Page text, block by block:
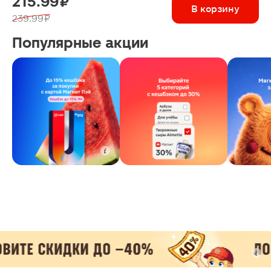
239.99 ₽
В корзину
Популярные акции